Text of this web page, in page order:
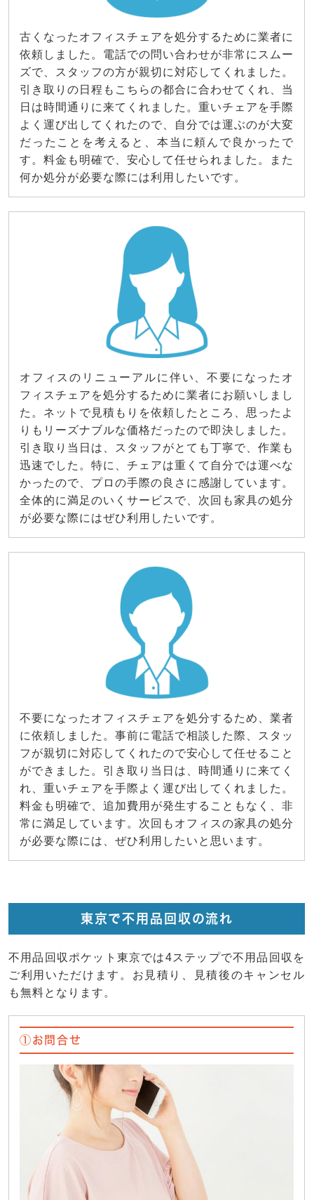
古くなったオフィスチェアを処分するために業者に
依頼しました。電話での問い合わせが非常にスムー
ズで、スタッフの方が親切に対応してくれました。
引き取りの日程もこちらの都合に合わせてくれ、当
日は時間通りに来てくれました。重いチェアを手際
よく運び出してくれたので、自分では運ぶのが大変
だったことを考えると、本当に頼んで良かったで
す。料金も明確で、安心して任せられました。また
何か処分が必要な際には利用したいです。
オフィスのリニューアルに伴い、不要になったオ
フィスチェアを処分するために業者にお願いしまし
た。ネットで見積もりを依頼したところ、思ったよ
りもリーズナブルな価格だったので即決しました。
引き取り当日は、スタッフがとても丁寧で、作業も
迅速でした。特に、チェアは重くて自分では運べな
かったので、プロの手際の良さに感謝しています。
全体的に満足のいくサービスで、次回も家具の処分
が必要な際にはぜひ利用したいです。
不要になったオフィスチェアを処分するため、業者
に依頼しました。事前に電話で相談した際、スタッ
フが親切に対応してくれたので安心して任せること
ができました。引き取り当日は、時間通りに来てく
れ、重いチェアを手際よく運び出してくれました。
料金も明確で、追加費用が発生することもなく、非
常に満足しています。次回もオフィスの家具の処分
が必要な際には、ぜひ利用したいと思います。
東京で不用品回収の流れ
不用品回収ポケット東京では4ステップで不用品回収を
ご利用いただけます。お見積り、見積後のキャンセル
も無料となります。
①お問合せ